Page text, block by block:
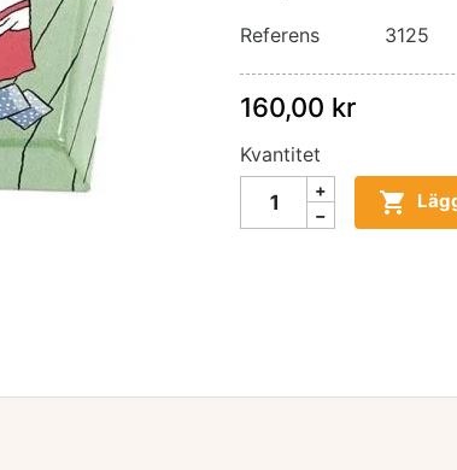
Referens
3125
160,00 kr
Kvantitet
